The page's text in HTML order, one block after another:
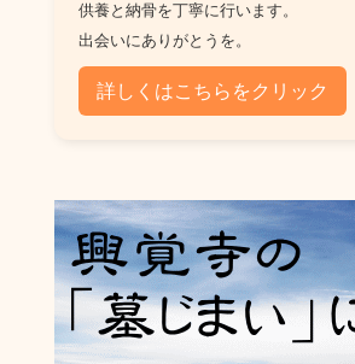
供養と納骨を丁寧に行います。
出会いにありがとうを。
詳しくはこちらをクリック